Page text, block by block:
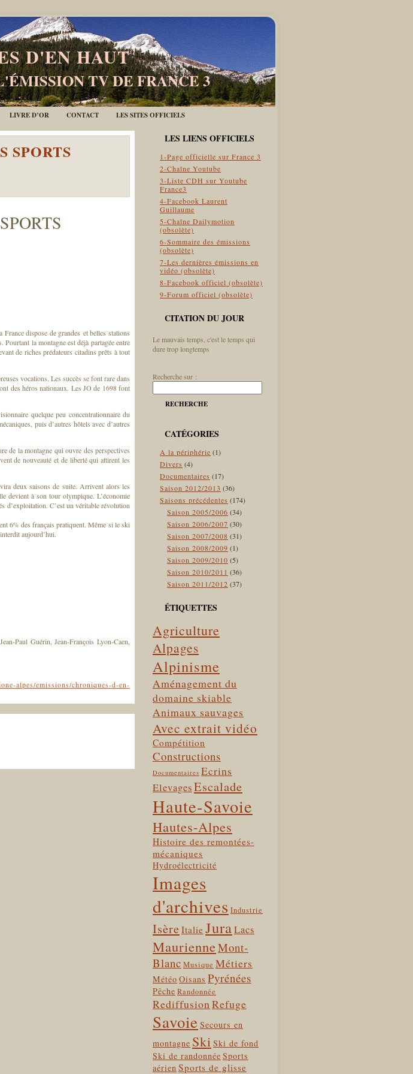
D'EN HAUT
TV DE FRANCE 3
LIVRE D’OR CONTACT LES SITES OFFICIELS
SPORTS
dispose de grandes et belles stations
la montagne est déjà partagée entre
de riches prédateurs citadins prêts à tout
vocations. Les succès se font rare dans
des héros nationaux. Les JO de 1698 font
quelque peu concentrationnaire du
puis d’autres hôtels avec d’autres
de la montagne qui ouvre des perspectives
de nouveauté et de liberté qui attirent les
deux saisons de suite. Arrivent alors les
devient à son tour olympique. L’économie
d’exploitation. C’est un véritable révolution
6% des français pratiquent. Même si le ski
aujourd’hui.
Paul Guérin, Jean-François Lyon-Caen,
alpes/emissions/chroniques-d-en-
LES LIENS OFFICIELS
1-Page officielle sur France 3
2-Chaîne Youtube
3-Liste CDH sur Youtube
France3
4-Facebook Laurent
Guillaume
5-Chaîne Dailymotion
(obsolète)
6-Sommaire des émissions
(obsolète)
7-Les dernières émissions en
vidéo (obsolète)
8-Facebook officiel (obsolète)
9-Forum officiel (obsolète)
CITATION DU JOUR
Le mauvais temps, c'est le temps qui
dure trop longtemps
Recherche sur :
RECHERCHE
CATÉGORIES
A la périphérie (1)
Divers (4)
Documentaires (17)
Saison 2012/2013 (36)
Saisons précédentes (174)
Saison 2005/2006 (34)
Saison 2006/2007 (30)
Saison 2007/2008 (31)
Saison 2008/2009 (1)
Saison 2009/2010 (5)
Saison 2010/2011 (36)
Saison 2011/2012 (37)
ÉTIQUETTES
Agriculture
Alpages
Alpinisme
Aménagement du
domaine skiable
Animaux sauvages
Avec extrait vidéo
Compétition
Constructions
Documentaires Ecrins
ElevagesEscalade
Haute-Savoie
Hautes-Alpes
Histoire des remontées-
mécaniques
Hydroélectricité
Images
d'archives Industrie
Isère Italie JuraLacs
MaurienneMont-
Blanc Musique Métiers
Météo Oisans Pyrénées
Pêche Randonnée
RediffusionRefuge
Savoie Secours en
montagne Ski Ski de fond
Ski de randonnée Sports
aérien Sports de glisse